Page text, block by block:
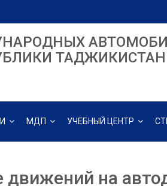
ТАДЖИКИСТАН
МДП УЧЕБНЫЙ ЦЕНТР
движений на